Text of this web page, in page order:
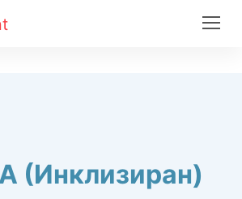
(Инклизиран)